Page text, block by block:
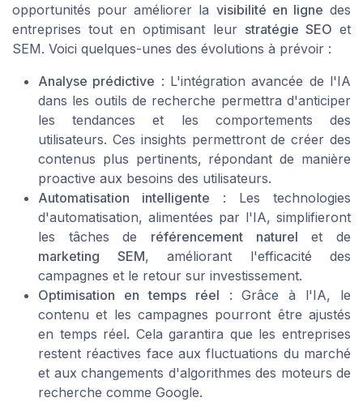
opportunités pour améliorer la visibilité en ligne des
entreprises tout en optimisant leur stratégie SEO et
SEM. Voici quelques-unes des évolutions à prévoir :
Analyse prédictive : L'intégration avancée de l'IA
dans les outils de recherche permettra d'anticiper
les tendances et les comportements des
utilisateurs. Ces insights permettront de créer des
contenus plus pertinents, répondant de manière
proactive aux besoins des utilisateurs.
Automatisation intelligente : Les technologies
d'automatisation, alimentées par l'IA, simplifieront
les tâches de référencement naturel et de
marketing SEM, améliorant l'efficacité des
campagnes et le retour sur investissement.
Optimisation en temps réel : Grâce à l'IA, le
contenu et les campagnes pourront être ajustés
en temps réel. Cela garantira que les entreprises
restent réactives face aux fluctuations du marché
et aux changements d'algorithmes des moteurs de
recherche comme Google.